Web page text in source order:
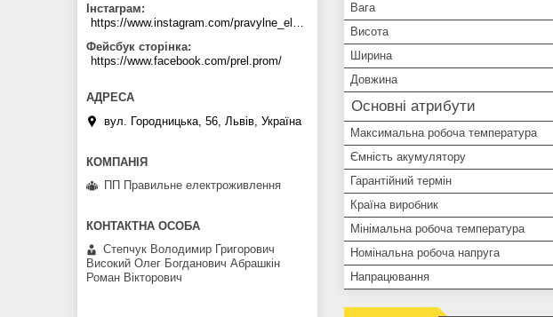
Вага
Висота
Ширина
Довжина
Основні атрибути
Максимальна робоча температура
Ємність акумулятору
Гарантійний термін
Країна виробник
Мінімальна робоча температура
Номінальна робоча напруга
Напрацювання
Інстаграм
https://www.instagram.com/pravylne_electrozhyvlennya/
Фейсбук сторінка
https://www.facebook.com/prel.prom/
вул. Городницька, 56, Львів, Україна
ПП Правильне електроживлення
Степчук Володимир Григорович
Високий Олег Богданович Абрашкін
Роман Вікторович